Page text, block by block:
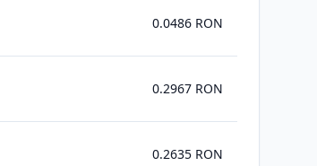
0.0486 RON
0.2967 RON
0.2635 RON